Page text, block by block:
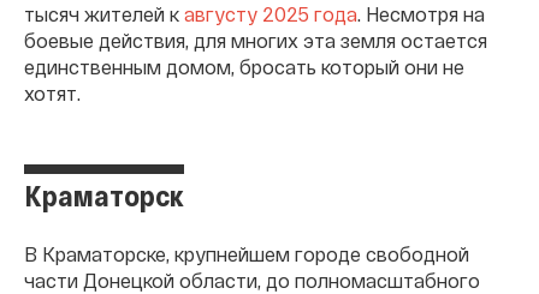
тысяч жителей к августу 2025 года. Несмотря на
боевые действия, для многих эта земля остается
единственным домом, бросать который они не
хотят.
Краматорск
В Краматорске, крупнейшем городе свободной
части Донецкой области, до полномасштабного